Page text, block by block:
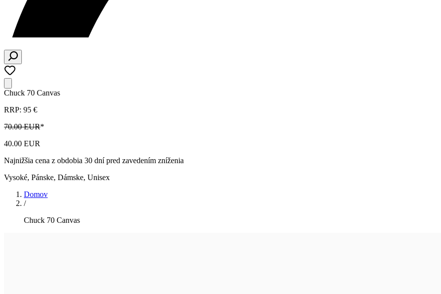
Chuck 70 Canvas
RRP: 95 €
70.00 EUR*
40.00 EUR
Najnižšia cena z obdobia 30 dní pred zavedením zníženia
Vysoké, Pánske, Dámske, Unisex
Domov
/
Chuck 70 Canvas